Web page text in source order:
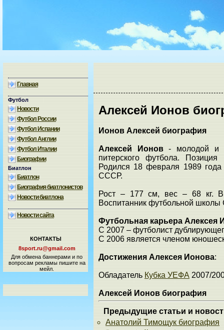
Главная
Футбол
Новости
Футбол России
Футбол Испании
Футбол Англии
Футбол Италии
Биографии
Биатлон
Биатлон
Биография биатлонистов
Новости биатлона
Новости сайта
КОНТАКТЫ
8sport.ru@gmail.com
Для обмена баннерами и по
вопросам рекламы пишите на
мейл.
Алексей Ионов
Ионов Алексей биография
Алексей Ионов- молодой и
питерского футбола.
Родился 18 февраля 1989 года
СССР.
Рост – 177 см, вес – 68 кг.
Воспитанник футбольной
Футбольная карьера Алексея
С 2007 – футболист
С 2006 является членом
Достижения Алексея Ионова:
Обладатель Кубка УЕФА 2007/
Алексей Ионов биография
Предыдущие статьи и
Анатолий Тимощук биография